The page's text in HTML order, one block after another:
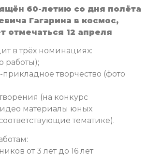
60-летию со дня полёта
Гагарина в космос,
отмечаться 12 апреля
в трёх номинациях:
работы);
творчество (фото
(на конкурс
материалы юных
тематике).
от 3 лет до 16 лет